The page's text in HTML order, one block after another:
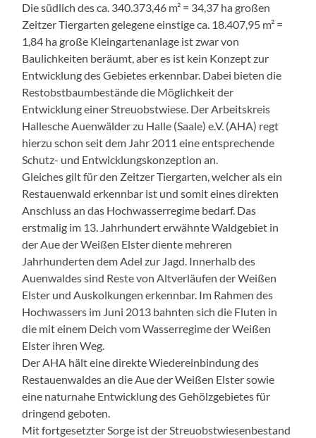
Die südlich des ca. 340.373,46 m² = 34,37 ha großen
Zeitzer Tiergarten gelegene einstige ca. 18.407,95 m² =
1,84 ha große Kleingartenanlage ist zwar von
Baulichkeiten beräumt, aber es ist kein Konzept zur
Entwicklung des Gebietes erkennbar. Dabei bieten die
Restobstbaumbestände die Möglichkeit der
Entwicklung einer Streuobstwiese. Der Arbeitskreis
Hallesche Auenwälder zu Halle (Saale) e.V. (AHA) regt
hierzu schon seit dem Jahr 2011 eine entsprechende
Schutz- und Entwicklungskonzeption an.
Gleiches gilt für den Zeitzer Tiergarten, welcher als ein
Restauenwald erkennbar ist und somit eines direkten
Anschluss an das Hochwasserregime bedarf. Das
erstmalig im 13. Jahrhundert erwähnte Waldgebiet in
der Aue der Weißen Elster diente mehreren
Jahrhunderten dem Adel zur Jagd. Innerhalb des
Auenwaldes sind Reste von Altverläufen der Weißen
Elster und Auskolkungen erkennbar. Im Rahmen des
Hochwassers im Juni 2013 bahnten sich die Fluten in
die mit einem Deich vom Wasserregime der Weißen
Elster ihren Weg.
Der AHA hält eine direkte Wiedereinbindung des
Restauenwaldes an die Aue der Weißen Elster sowie
eine naturnahe Entwicklung des Gehölzgebietes für
dringend geboten.
Mit fortgesetzter Sorge ist der Streuobstwiesenbestand